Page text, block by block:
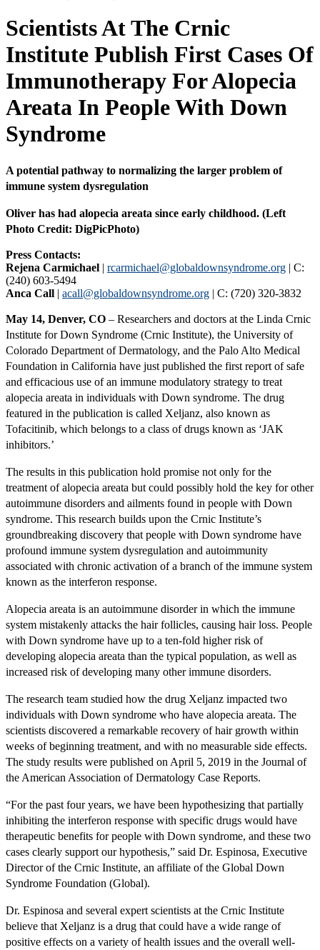
Scientists At The Crnic
Institute Publish First Cases Of
Immunotherapy For Alopecia
Areata In People With Down
Syndrome
A potential pathway to normalizing the larger problem of
immune system dysregulation
Oliver has had alopecia areata since early childhood. (Left
Photo Credit: DigPicPhoto)
Press Contacts:
Rejena Carmichael | rcarmichael@globaldownsyndrome.org | C:
(240) 603-5494
Anca Call | acall@globaldownsyndrome.org | C: (720) 320-3832
May 14, Denver, CO – Researchers and doctors at the Linda Crnic
Institute for Down Syndrome (Crnic Institute), the University of
Colorado Department of Dermatology, and the Palo Alto Medical
Foundation in California have just published the first report of safe
and efficacious use of an immune modulatory strategy to treat
alopecia areata in individuals with Down syndrome. The drug
featured in the publication is called Xeljanz, also known as
Tofacitinib, which belongs to a class of drugs known as ‘JAK
inhibitors.’
The results in this publication hold promise not only for the
treatment of alopecia areata but could possibly hold the key for other
autoimmune disorders and ailments found in people with Down
syndrome. This research builds upon the Crnic Institute’s
groundbreaking discovery that people with Down syndrome have
profound immune system dysregulation and autoimmunity
associated with chronic activation of a branch of the immune system
known as the interferon response.
Alopecia areata is an autoimmune disorder in which the immune
system mistakenly attacks the hair follicles, causing hair loss. People
with Down syndrome have up to a ten-fold higher risk of
developing alopecia areata than the typical population, as well as
increased risk of developing many other immune disorders.
The research team studied how the drug Xeljanz impacted two
individuals with Down syndrome who have alopecia areata. The
scientists discovered a remarkable recovery of hair growth within
weeks of beginning treatment, and with no measurable side effects.
The study results were published on April 5, 2019 in the Journal of
the American Association of Dermatology Case Reports.
“For the past four years, we have been hypothesizing that partially
inhibiting the interferon response with specific drugs would have
therapeutic benefits for people with Down syndrome, and these two
cases clearly support our hypothesis,” said Dr. Espinosa, Executive
Director of the Crnic Institute, an affiliate of the Global Down
Syndrome Foundation (Global).
Dr. Espinosa and several expert scientists at the Crnic Institute
believe that Xeljanz is a drug that could have a wide range of
positive effects on a variety of health issues and the overall well-